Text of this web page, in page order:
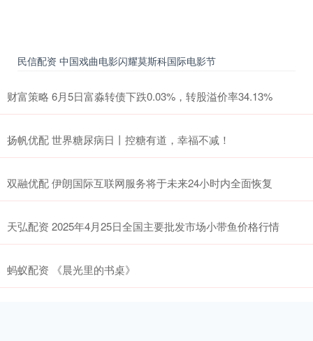
民信配资 中国戏曲电影闪耀莫斯科国际电影节
财富策略 6月5日富淼转债下跌0.03%，转股溢价率34.13%
扬帆优配 世界糖尿病日丨控糖有道，幸福不减！
双融优配 伊朗国际互联网服务将于未来24小时内全面恢复
天弘配资 2025年4月25日全国主要批发市场小带鱼价格行情
蚂蚁配资 《晨光里的书桌》